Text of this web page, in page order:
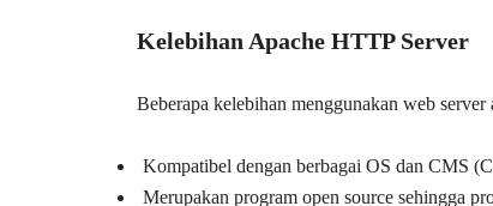
Kelebihan Apache HTTP Server
Beberapa kelebihan menggunakan web server
Kompatibel dengan berbagai OS dan CMS
Merupakan program open source sehingga